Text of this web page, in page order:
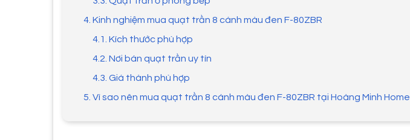
4. Kinh nghiệm mua quạt trần 8 cánh màu đen F-80ZBR
4.1. Kích thước phù hợp
4.2. Nơi bán quạt trần uy tín
4.3. Giá thành phù hợp
5. Vì sao nên mua quạt trần 8 cánh màu đen F-80ZBR tại Hoàng Minh Home